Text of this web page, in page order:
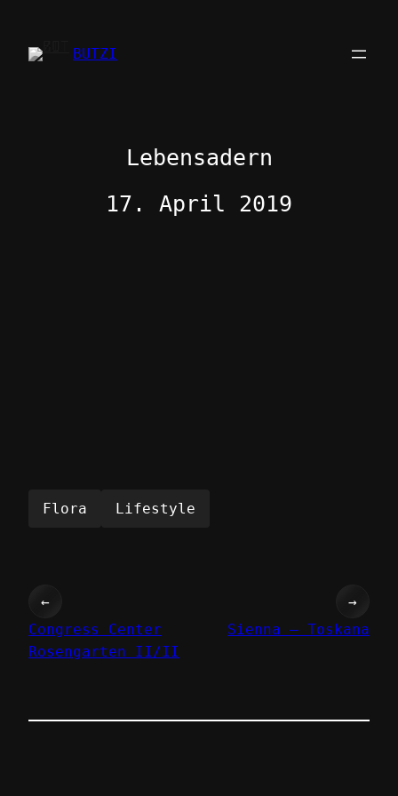
springenBUTZI
Lebensadern
17. April 2019
Flora Lifestyle
←
Congress Center
Rosengarten II/II
Sienna – Toskana
→